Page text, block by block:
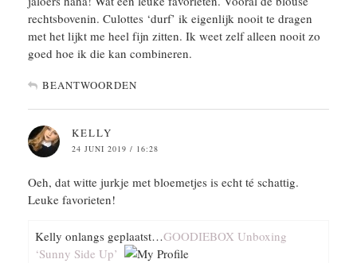
rechtsbovenin. Culottes ‘durf’ ik eigenlijk nooit te dragen
met het lijkt me heel fijn zitten. Ik weet zelf alleen nooit zo
goed hoe ik die kan combineren.
BEANTWOORDEN
KELLY
24 JUNI 2019 / 16:28
Oeh, dat witte jurkje met bloemetjes is echt té schattig.
Leuke favorieten!
Kelly onlangs geplaatst…GOODIEBOX Unboxing
‘Sunny Side Up’